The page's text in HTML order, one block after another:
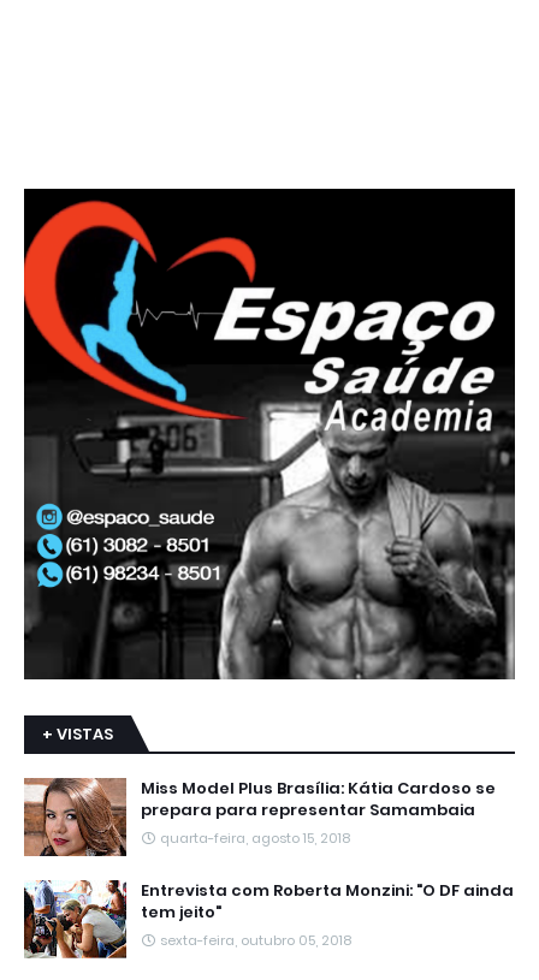
+ VISTAS
Miss Model Plus Brasília: Kátia Cardoso se
prepara para representar Samambaia
quarta-feira, agosto 15, 2018
Entrevista com Roberta Monzini: "O DF ainda
tem jeito"
sexta-feira, outubro 05, 2018